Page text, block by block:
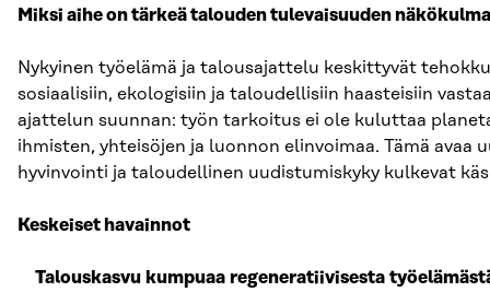
Miksi aihe on tärkeä talouden tulevaisuuden
Nykyinen työelämä ja talousajattelu keskittyvät
sosiaalisiin, ekologisiin ja taloudellisiin haasteisiin
ajattelun suunnan: työn tarkoitus ei ole kuluttaa
ihmisten, yhteisöjen ja luonnon elinvoimaa. Tämä avaa
hyvinvointi ja taloudellinen uudistumiskyky kulkevat
Keskeiset havainnot
Talouskasvu kumpuaa regeneratiivisesta